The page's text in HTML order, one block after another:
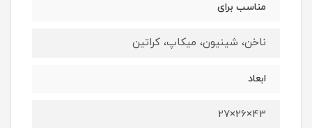
مناسب برای
ناخن، شینیون، میکاپ، کراتین
ابعاد
43×26×27